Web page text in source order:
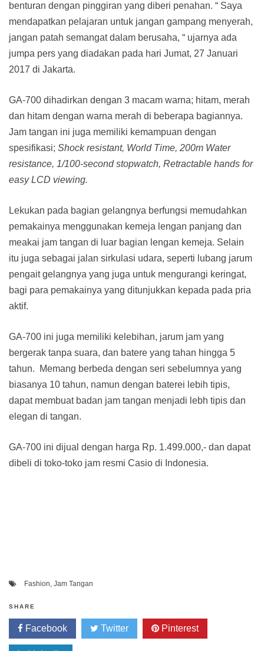
benturan dengan pinggiran yang diberi penahan. “ Saya
mendapatkan pelajaran untuk jangan gampang menyerah,
jangan patah semangat dalam berusaha, “ ujarnya ada
jumpa pers yang diadakan pada hari Jumat, 27 Januari
2017 di Jakarta.
GA-700 dihadirkan dengan 3 macam warna; hitam, merah
dan hitam dengan warna merah di beberapa bagiannya.
Jam tangan ini juga memiliki kemampuan dengan
spesifikasi; Shock resistant, World Time, 200m Water
resistance, 1/100-second stopwatch, Retractable hands for
easy LCD viewing.
Lekukan pada bagian gelangnya berfungsi memudahkan
pemakainya menggunakan kemeja lengan panjang dan
meakai jam tangan di luar bagian lengan kemeja. Selain
itu juga sebagai jalan sirkulasi udara, seperti lubang jarum
pengait gelangnya yang juga untuk mengurangi keringat,
bagi para pemakainya yang ditunjukkan kepada pada pria
aktif.
GA-700 ini juga memiliki kelebihan, jarum jam yang
bergerak tanpa suara, dan batere yang tahan hingga 5
tahun. Memang berbeda dengan seri sebelumnya yang
biasanya 10 tahun, namun dengan baterei lebih tipis,
dapat membuat badan jam tangan menjadi lebh tipis dan
elegan di tangan.
GA-700 ini dijual dengan harga Rp. 1.499.000,- dan dapat
dibeli di toko-toko jam resmi Casio di Indonesia.
Fashion, Jam Tangan
SHARE
Facebook Twitter Pinterest